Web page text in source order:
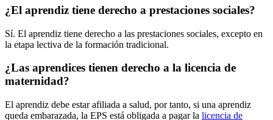
¿El aprendiz tiene derecho a prestaciones sociales?
Sí. El aprendiz tiene derecho a las prestaciones sociales, excepto en
la etapa lectiva de la formación tradicional.
¿Las aprendices tienen derecho a la licencia de
maternidad?
El aprendiz debe estar afiliada a salud, por tanto, si una aprendiz
queda embarazada, la EPS está obligada a pagar la licencia de